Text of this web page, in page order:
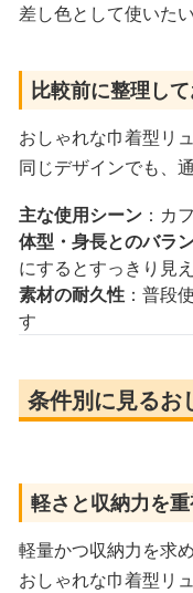
差し色として使いた
比較前に整理し
おしゃれな巾着型リ
同じデザインでも、
主な使用シーン ：カ
体型・身長とのバラ
にするとすっきり見
素材の耐久性 ：普段
す
条件別に見るお
軽さと収納力を
軽量かつ収納力を求め
おしゃれな巾着型リ